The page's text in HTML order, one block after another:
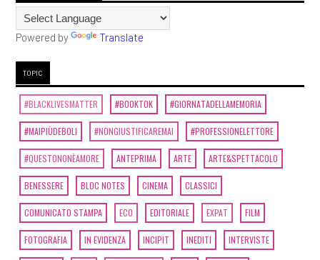
Powered by Translate
TOPIC
#BLACKLIVESMATTER #BOOKTOK #GIORNATADELLAMEMORIA
#MAIPIÙDEBOLI #NONGIUSTIFICAREMAI #PROFESSIONELETTORE
#QUESTONONÈAMORE ANTEPRIMA ARTE ARTE&SPETTACOLO
BENESSERE BLOC NOTES CINEMA CLASSICI
COMUNICATO STAMPA ECO EDITORIALE EXPAT FILM
FOTOGRAFIA IN EVIDENZA INCIPIT INEDITI INTERVISTE